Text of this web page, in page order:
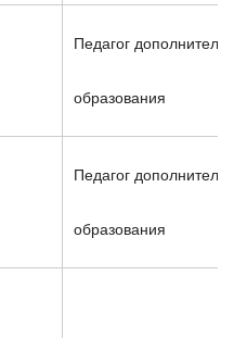
Педагог
образования
Педагог
образования